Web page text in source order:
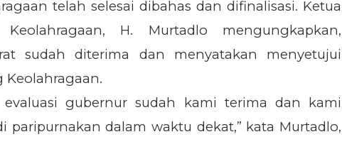
telah selesai dibahas dan difinalisasi. Ketua
H. Murtadlo mengungkapkan,
sudah diterima dan menyatakan menyetujui
Keolahragaan.
evaluasi gubernur sudah kami terima dan kami
paripurnakan dalam waktu dekat,” kata Murtadlo,